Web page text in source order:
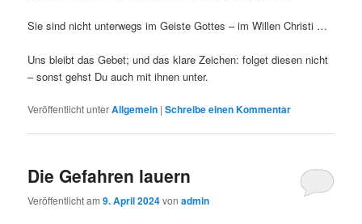
Sie sind nicht unterwegs im Geiste Gottes – im Willen Christi …
Uns bleibt das Gebet; und das klare Zeichen: folget diesen nicht
– sonst gehst Du auch mit ihnen unter.
Veröffentlicht unterAllgemein |Schreibe einen Kommentar
Die Gefahren lauern
Veröffentlicht am9. April 2024vonadmin